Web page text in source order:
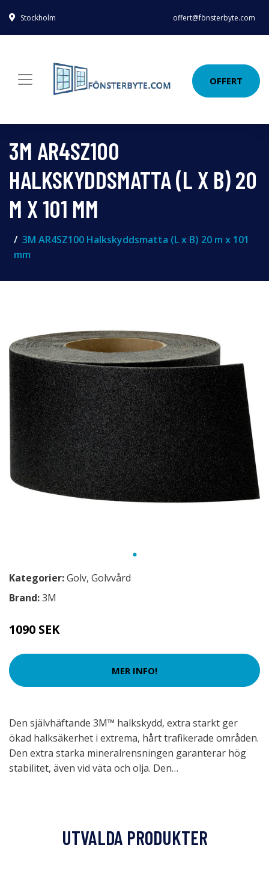
Stockholm offert@fönsterbyte.com
OFFERT
3M AR4SZ100
HALKSKYDDSMATTA (L X B) 20
M X 101 MM
3M AR4SZ100 Halkskyddsmatta (L x B) 20 m x 101
mm
Kategorier:Golv, Golvvård
Brand:3M
1090 SEK
MER INFO!
Den självhäftande 3M™ halkskydd, extra starkt ger
ökad halksäkerhet i extrema, hårt trafikerade områden.
Den extra starka mineralrensningen garanterar hög
stabilitet, även vid väta och olja. Den…
UTVALDA PRODUKTER